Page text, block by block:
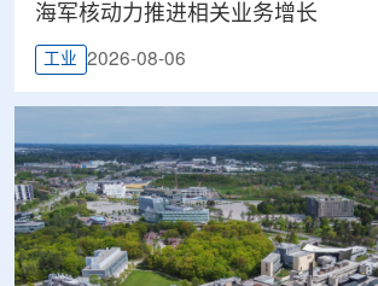
海军核动力推进相关业务增长
工业 2026-08-06